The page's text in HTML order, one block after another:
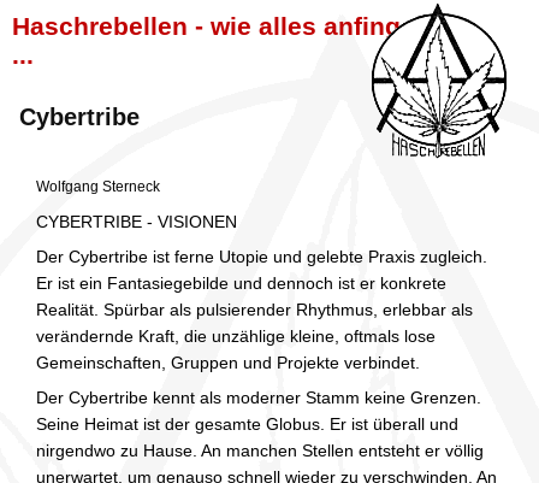
Haschrebellen - wie alles anfing
...
Cybertribe
Wolfgang Sterneck
CYBERTRIBE - VISIONEN
Der Cybertribe ist ferne Utopie und gelebte Praxis zugleich.
Er ist ein Fantasiegebilde und dennoch ist er konkrete
Realität. Spürbar als pulsierender Rhythmus, erlebbar als
verändernde Kraft, die unzählige kleine, oftmals lose
Gemeinschaften, Gruppen und Projekte verbindet.
Der Cybertribe kennt als moderner Stamm keine Grenzen.
Seine Heimat ist der gesamte Globus. Er ist überall und
nirgendwo zu Hause. An manchen Stellen entsteht er völlig
unerwartet, um genauso schnell wieder zu verschwinden. An